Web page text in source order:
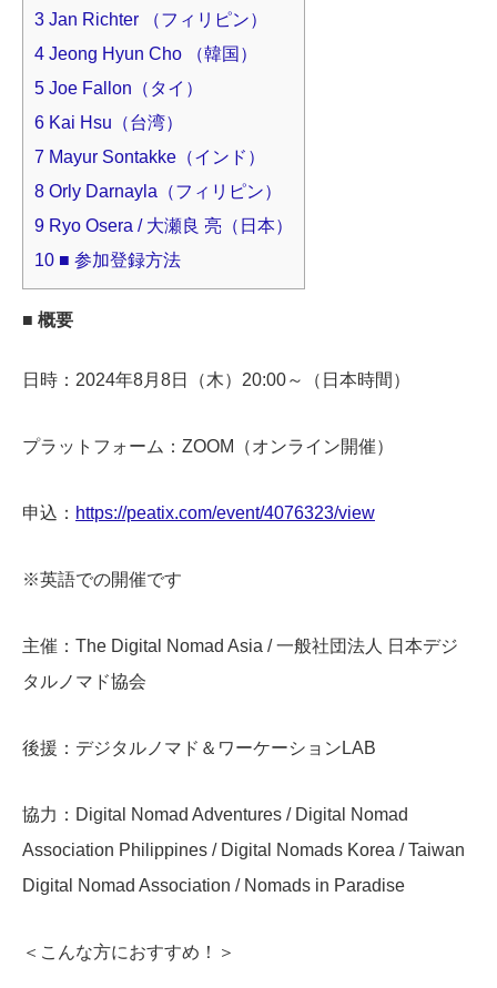
3 Jan Richter （フィリピン）
4 Jeong Hyun Cho （韓国）
5 Joe Fallon（タイ）
6 Kai Hsu（台湾）
7 Mayur Sontakke（インド）
8 Orly Darnayla（フィリピン）
9 Ryo Osera / 大瀬良 亮（日本）
10 ■ 参加登録方法
■ 概要
日時：2024年8月8日（木）20:00～（日本時間）
プラットフォーム：ZOOM（オンライン開催）
申込： https://peatix.com/event/4076323/view
※英語での開催です
主催：The Digital Nomad Asia / 一般社団法人 日本デジ
タルノマド協会
後援：デジタルノマド＆ワーケーションLAB
協力：Digital Nomad Adventures / Digital Nomad
Association Philippines / Digital Nomads Korea / Taiwan
Digital Nomad Association / Nomads in Paradise
＜こんな方におすすめ！＞